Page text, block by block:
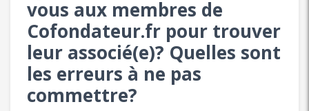
vous aux membres de
Cofondateur.fr pour trouver
leur associé(e)? Quelles sont
les erreurs à ne pas
commettre?